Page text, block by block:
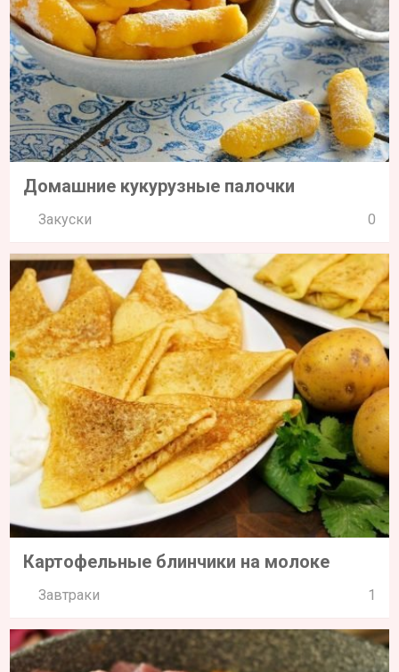
Домашние кукурузные палочки
Закуски 0
Картофельные блинчики на молоке
Завтраки 1